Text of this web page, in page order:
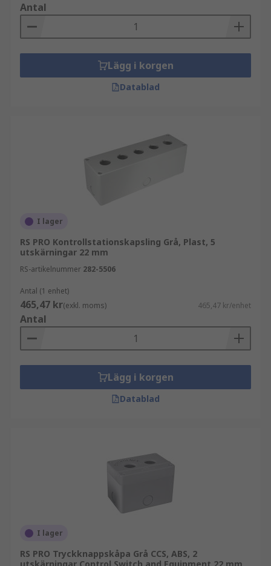
Antal
Lägg i korgen
Datablad
I lager
RS PRO Kontrollstationskapsling Grå, Plast, 5
utskärningar 22 mm
RS-artikelnummer 282-5506
Antal (1 enhet)
465,47 kr(exkl. moms) 465,47 kr/enhet
Antal
Lägg i korgen
Datablad
I lager
RS PRO Tryckknappskåpa Grå CCS, ABS, 2